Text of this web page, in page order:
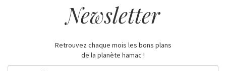
Newsletter
Retrouvez chaque mois les bons plans
de la planète hamac !